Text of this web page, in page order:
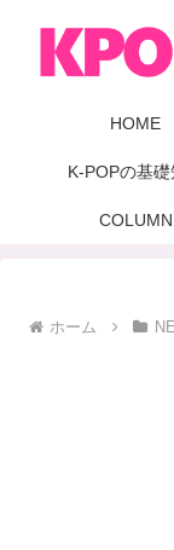
HOME
K-POPの基礎
COLUMN
ホーム